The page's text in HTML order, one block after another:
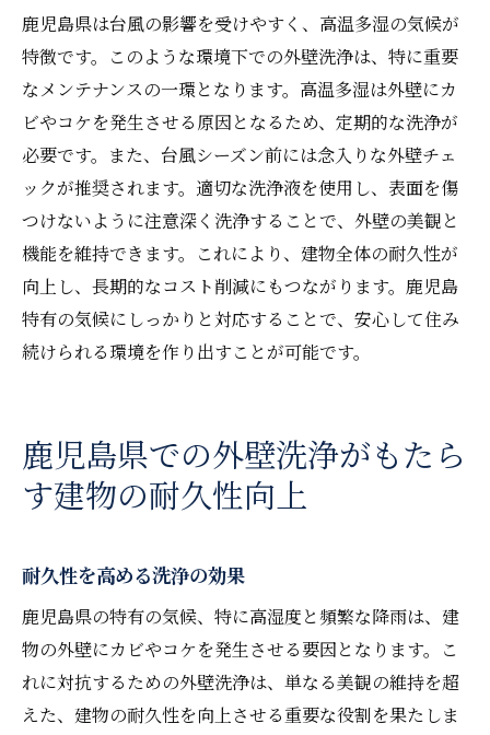
鹿児島県は台風の影響を受けやすく、高温多湿の気候が
特徴です。このような環境下での外壁洗浄は、特に重要
なメンテナンスの一環となります。高温多湿は外壁にカ
ビやコケを発生させる原因となるため、定期的な洗浄が
必要です。また、台風シーズン前には念入りな外壁チェ
ックが推奨されます。適切な洗浄液を使用し、表面を傷
つけないように注意深く洗浄することで、外壁の美観と
機能を維持できます。これにより、建物全体の耐久性が
向上し、長期的なコスト削減にもつながります。鹿児島
特有の気候にしっかりと対応することで、安心して住み
続けられる環境を作り出すことが可能です。
鹿児島県での外壁洗浄がもたら
す建物の耐久性向上
耐久性を高める洗浄の効果
鹿児島県の特有の気候、特に高湿度と頻繁な降雨は、建
物の外壁にカビやコケを発生させる要因となります。こ
れに対抗するための外壁洗浄は、単なる美観の維持を超
えた、建物の耐久性を向上させる重要な役割を果たしま